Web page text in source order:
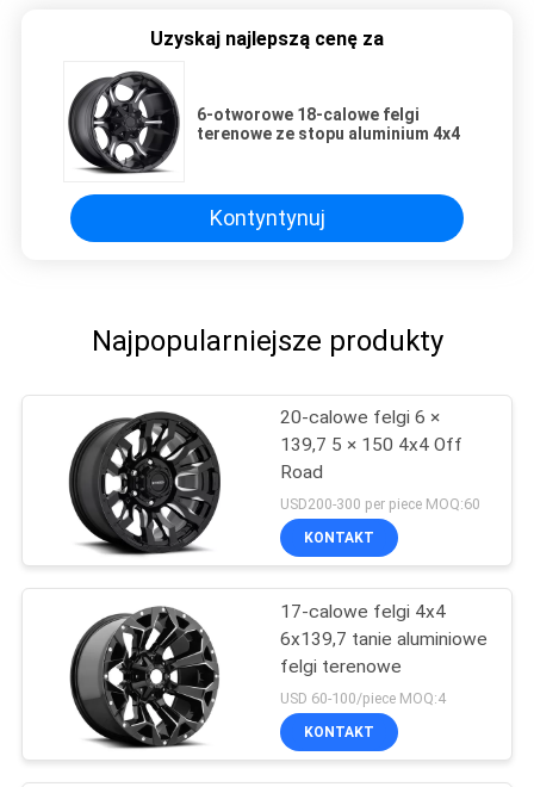
Uzyskaj najlepszą cenę za
6-otworowe 18-calowe felgi
terenowe ze stopu aluminium 4x4
Kontyntynuj
Najpopularniejsze produkty
20-calowe felgi 6 ×
139,7 5 × 150 4x4 Off
Road
USD200-300 per piece MOQ:60
KONTAKT
17-calowe felgi 4x4
6x139,7 tanie aluminiowe
felgi terenowe
USD 60-100/piece MOQ:4
KONTAKT